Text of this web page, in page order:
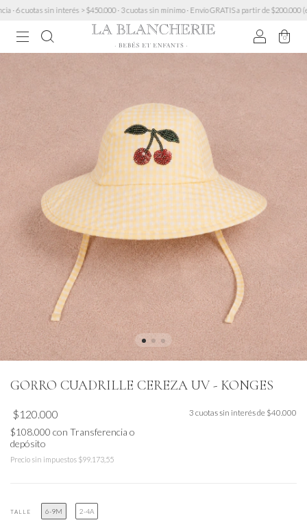
sin interés > $450.000 · 3 cuotas sin mínimo · Envío GRATIS a partir de $200.000 (excepto
0
GORRO CUADRILLE CEREZA UV - KONGES
$120.000
$108.000 con Transferencia o
depósito
Precio sin impuestos $99.173,55
3 cuotas sin interés de $40.000
TALLE 6-9M 2-4A